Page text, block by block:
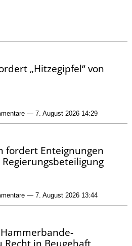
„Hitzegipfel“ von
— 7. August 2026 14:29
fordert Enteignungen
— 7. August 2026 13:44
in Beugehaft